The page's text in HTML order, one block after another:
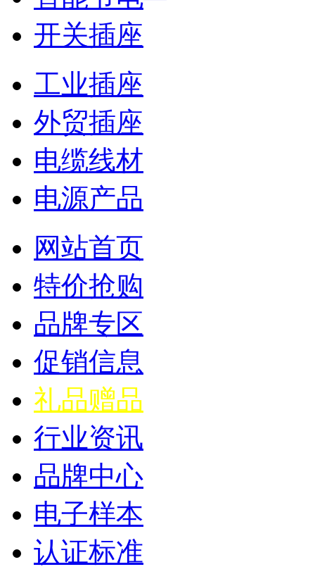
开关插座
工业插座
外贸插座
电缆线材
电源产品
网站首页
特价抢购
品牌专区
促销信息
礼品赠品
行业资讯
品牌中心
电子样本
认证标准